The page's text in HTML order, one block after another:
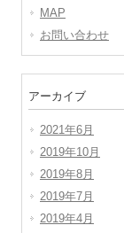
MAP
お問い合わせ
アーカイブ
2021年6月
2019年10月
2019年8月
2019年7月
2019年4月